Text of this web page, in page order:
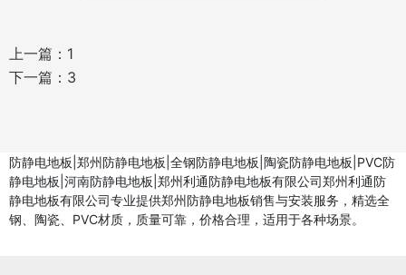
上一篇： 1
下一篇： 3
防静电地板|郑州防静电地板|全钢防静电地板|陶瓷防静电地板|PVC防
静电地板|河南防静电地板|郑州利通防静电地板有限公司郑州利通防
静电地板有限公司专业提供郑州防静电地板销售与安装服务，精选全
钢、陶瓷、PVC材质，质量可靠，价格合理，适用于各种场景。